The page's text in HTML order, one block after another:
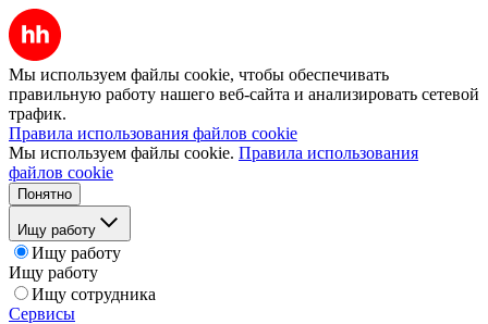
Мы используем файлы cookie, чтобы обеспечивать
правильную работу нашего веб-сайта и анализировать сетевой
трафик.
Правила использования файлов cookie
Мы используем файлы cookie. Правила использования
файлов cookie
Понятно
Ищу работу
Ищу работу
Ищу работу
Ищу сотрудника
Сервисы